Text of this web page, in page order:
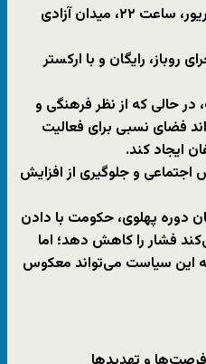
ساعت ۲۲، میدان آزادی
روباز، رایگان و با ارکستر
در حالی که از نظر فرهنگی و
فضای نسبی برای فعالیت
ایجاد کند.
و جلوگیری از افزایش
دوره پهلوی، حکومت با دادن
فشار را کاهش دهد؛ اما
این سیاست می‌تواند معکوس